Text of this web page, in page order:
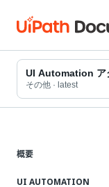
UI Automation ア
その他 · latest
概要
UI AUTOMATION